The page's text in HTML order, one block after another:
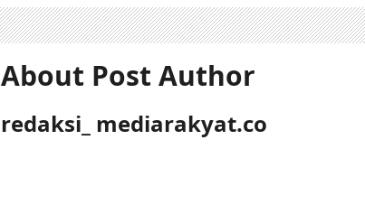
About Post Author
redaksi_ mediarakyat.co